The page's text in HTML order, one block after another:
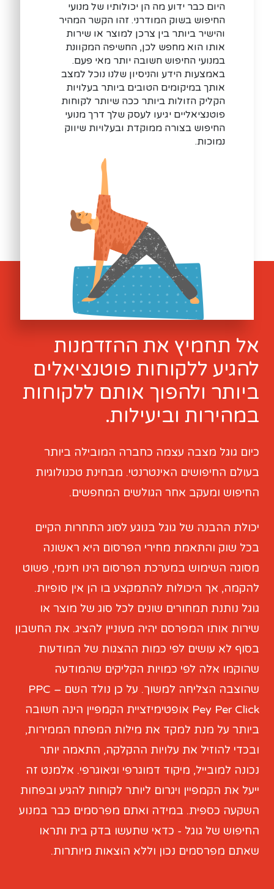
היום כבר ידוע מה הן יכולותיו של מנועי
החיפוש בשוק המודרני. זהו הקשר המהיר
והישיר ביותר בין צרכן למוצר או שירות
אותו הוא מחפש לכן, החשיפה המקוונת
במנועי החיפוש חשובה יותר מאי פעם.
באמצעות הידע והניסיון שלנו נוכל למצב
אותך במיקומים הטובים ביותר בעלויות
הקליק הזולות ביותר ככה שיותר לקוחות
פוטנציאליים יגיעו לעסק שלך דרך מנועי
החיפוש בצורה ממוקדת ובעלויות שיווק
נמוכות.
אל תחמיץ את ההזדמנות
להגיע ללקוחות פוטנציאלים
ביותר ולהפוך אותם ללקוחות
במהירות וביעילות.
כיום גוגל מצבה עצמה כחברה המובילה ביותר
בעולם החיפושים האינטרנטי. מבחינת טכנולוגיות
החיפוש ומעקב אחר הגולשים המחפשים.
יכולת ההבנה של גוגל בנוגע לסוג התחרות הקיים
בכל שוק והתאמת מחירי הפרסום היא ראשונה
מסוגה השימוש במערכת הפרסום הינו חינמי, פשוט
להקמה, אך היכולות להתמקצע בו הן אין סופיות.
גוגל נותנת תמחורים שונים לכל סוג של מוצר או
שירות אותו המפרסם יהיה מעוניין להציג. את החשבון
בסוף לא עושים לפי כמות ההצגות של המודעות
שהוקמו אלה לפי כמויות הקליקים שהמודעה
שהוצבה הצליחה למשוך. על כן נולד השם PPC –
Pey Per Click אופטימיזציית הקמפיין הינה חשובה
ביותר על מנת למקד את מילות המפתח הממירות,
ובכדי להוזיל את עלויות ההקלקה, התאמה יותר
נכונה למובייל, מיקוד דמוגרפי וגיאוגרפי. אלמנט זה
ייעל את הקמפיין ויגרום ליותר לקוחות להגיע ובפחות
השקעה כספית. במידה ואתם מפרסמים כבר במנוע
החיפוש של גוגל - כדאי שתעשו בדק בית ותראו
שאתם מפרסמים נכון וללא הוצאות מיותרות.